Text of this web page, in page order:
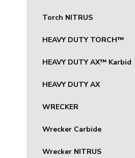
Torch NITRUS
HEAVY DUTY TORCH™
HEAVY DUTY AX™ Karbid
HEAVY DUTY AX
WRECKER
Wrecker Carbide
Wrecker NITRUS